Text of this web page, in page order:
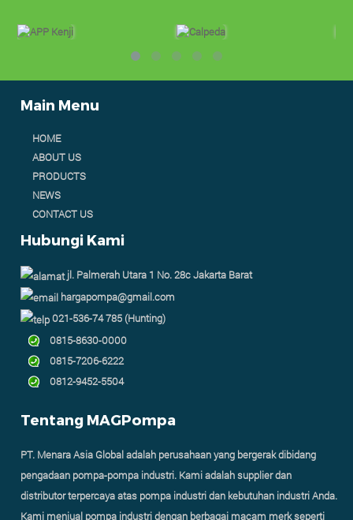
Main Menu
HOME
ABOUT US
PRODUCTS
NEWS
CONTACT US
Hubungi Kami
jl. Palmerah Utara 1 No. 28c Jakarta Barat
hargapompa@gmail.com
021-536-74 785 (Hunting)
0815-8630-0000
0815-7206-6222
0812-9452-5504
Tentang MAGPompa
PT. Menara Asia Global adalah perusahaan yang bergerak dibidang
pengadaan pompa-pompa industri. Kami adalah supplier dan
distributor terpercaya atas pompa industri dan kebutuhan industri Anda.
Kami menjual pompa industri dengan berbagai macam merk seperti